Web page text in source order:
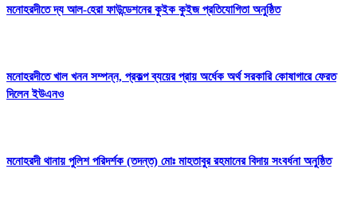
মনোহরদীতে দ্য আল-হেরা ফাউন্ডেশনের কুইক কুইজ প্রতিযোগিতা অনুষ্ঠিত
মনোহরদীতে খাল খনন সম্পন্ন, প্রকল্প ব্যয়ের প্রায় অর্ধেক অর্থ সরকারি কোষাগারে ফেরত
দিলেন ইউএনও
মনোহরদী থানায় পুলিশ পরিদর্শক (তদন্ত) মোঃ মাহতাবুর রহমানের বিদায় সংবর্ধনা অনুষ্ঠিত